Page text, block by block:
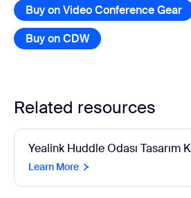
Buy on Video Conference Gear
Buy on CDW
Related resources
Yealink Huddle Odası Tasarım
Learn More